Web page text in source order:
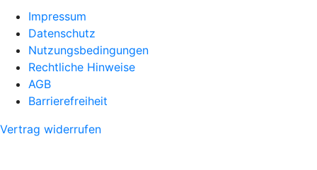
Impressum
Datenschutz
Nutzungsbedingungen
Rechtliche Hinweise
AGB
Barrierefreiheit
Vertrag widerrufen